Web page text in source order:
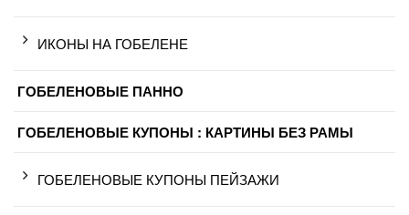
ИКОНЫ НА ГОБЕЛЕНЕ
ГОБЕЛЕНОВЫЕ ПАННО
ГОБЕЛЕНОВЫЕ КУПОНЫ : КАРТИНЫ БЕЗ РАМЫ
ГОБЕЛЕНОВЫЕ КУПОНЫ ПЕЙЗАЖИ